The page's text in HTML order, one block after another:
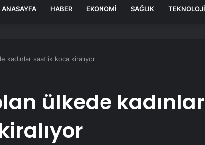
ANASAYFA HABER EKONOMI SAĞLIK TEKNOLOJI
kadınlar saatlik koca kiralıyor
ülkede kadınlar